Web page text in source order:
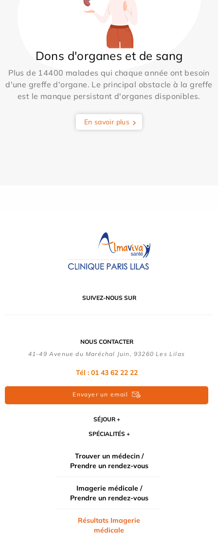
Dons d'organes et de sang
Plus de 14400 malades qui chaque année ont besoin
d'une greffe d'organe. Le principal obstacle à la greffe
est le manque persistant d'organes disponibles.
En savoir plus
SUIVEZ-NOUS SUR
NOUS CONTACTER
41-49 Avenue du Maréchal Juin, 93260 Les Lilas
Tél : 01 43 62 22 22
Envoyer un email
SÉJOUR
SPÉCIALITÉS
Trouver un médecin /
Prendre un rendez-vous
Imagerie médicale /
Prendre un rendez-vous
Résultats Imagerie
médicale